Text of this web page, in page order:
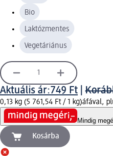
Bio
Laktózmentes
Vegetáriánus
Aktuális ár:749 Ft
0,13 kg (5 761,54 Ft / 1 kg)áfával,
Mindig
Kosárba